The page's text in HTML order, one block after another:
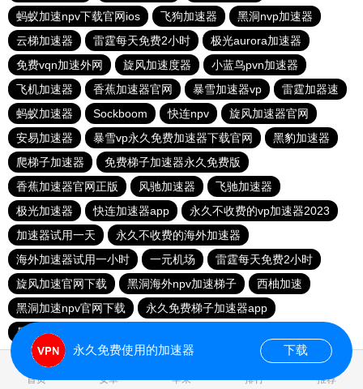
蚂蚁加速npv下载官网ios
飞狗加速器
黑洞nvp加速器
云梯加速器
雷霆每天免费2小时
极光aurora加速器
免费vqn加速外网
旋风加速度器
小蓝鸟pvn加速器
飞机加速器
香蕉加速器官网 暴雪加速器vp
雷霆加器速
蚂蚁加速器
Sockboom 快连npv
旋风加速器官网
安易加速器
暴雪vp永久免费加速器下载官网
黑豹加速器
爬梯子加速器
免费梯子加速器永久免费版
香蕉加速器官网正版
风驰加速器
飞驰加速器
极光加速器
快连加速器app
永久不收费的vp加速器2023
加速器试用一天
永久不收费的海外加速器
海外加速器试用一小时
一元机场
雷霆每天免费2小时
旋风加速官网下载
黑洞海外npv加速梯子
西柚加速
黑洞加速npv官网下载
永久免费梯子加速器app
暴雪加速器
首页 安卓 苹果 排行 推荐
永久免费使用的加速器 下载
0.028093s